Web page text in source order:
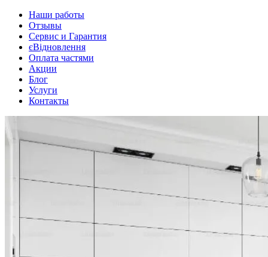
Наши работы
Отзывы
Сервис и Гарантия
єВідновлення
Оплата частями
Акции
Блог
Услуги
Контакты